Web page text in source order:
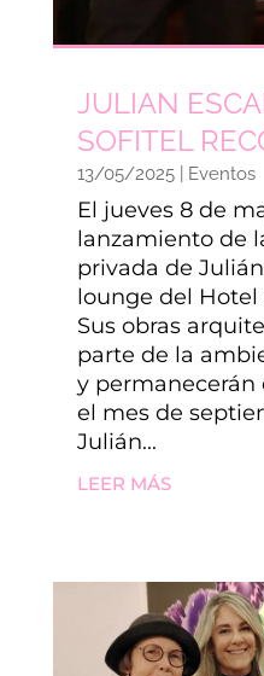
JULIAN
SOFITEL
13/05/2025| Eventos
El jueves 8 de
lanzamiento de
privada de
lounge del Hotel
Sus obras
parte de la
y permanecerán
el mes de
Julián...
LEER MÁS